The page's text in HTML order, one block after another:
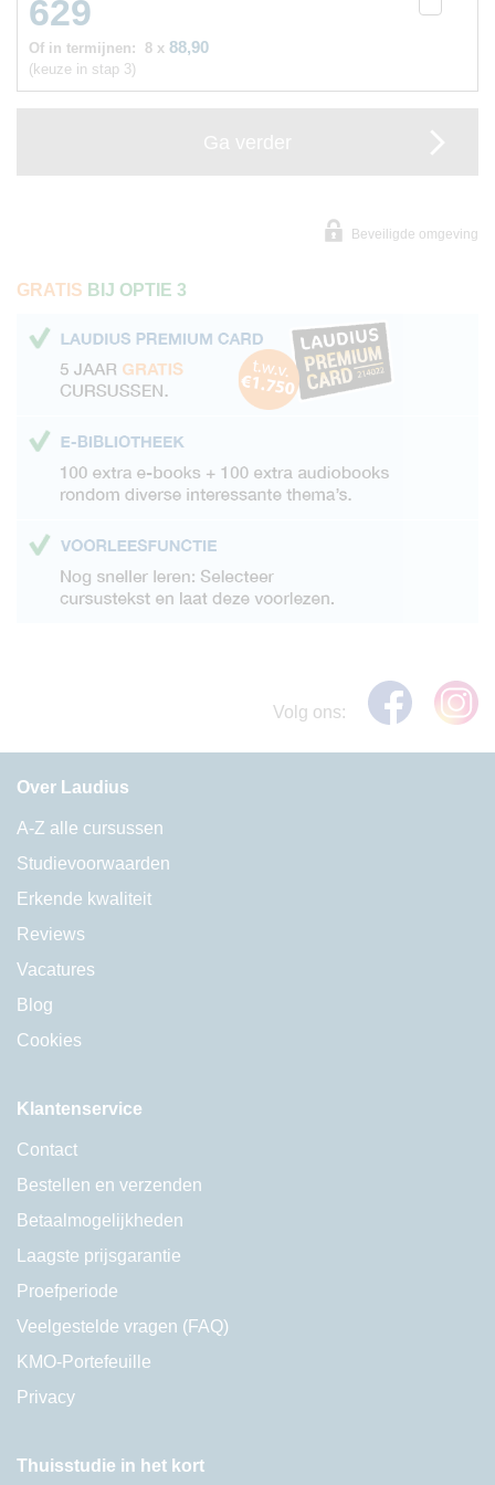
629
Of in termijnen: 8 x 88,90
(keuze in stap 3)
Beveiligde omgeving
GRATIS BIJ OPTIE 3
Volg ons:
Over Laudius
A-Z alle cursussen
Studievoorwaarden
Erkende kwaliteit
Reviews
Vacatures
Blog
Cookies
Klantenservice
Contact
Bestellen en verzenden
Betaalmogelijkheden
Laagste prijsgarantie
Proefperiode
Veelgestelde vragen (FAQ)
KMO-Portefeuille
Privacy
Thuisstudie in het kort